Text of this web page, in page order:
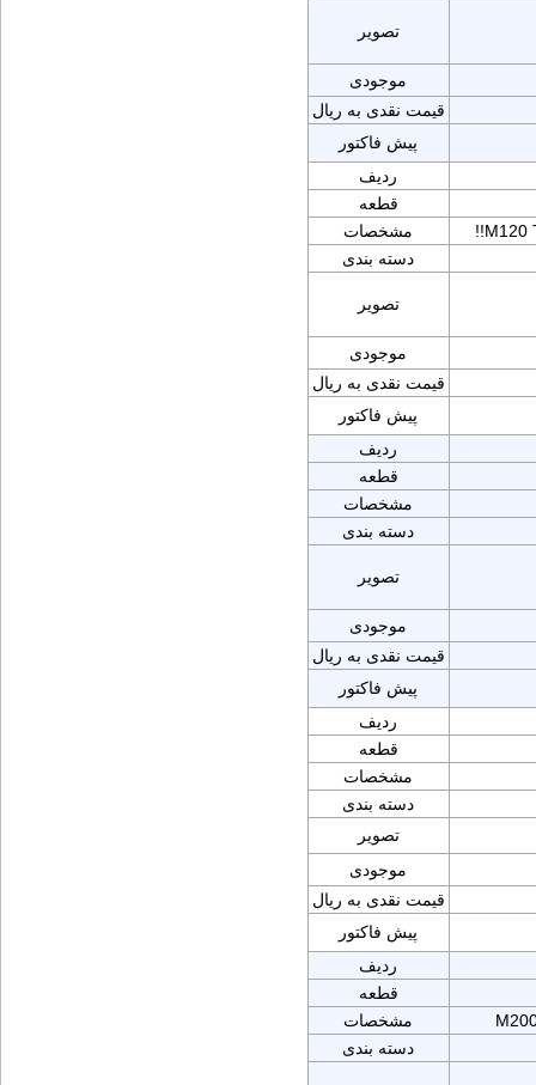
تصویر
موجودی
قیمت نقدی به ریال
پیش فاکتور
ردیف
قطعه
مشخصات
!!M120
دسته بندی
تصویر
موجودی
قیمت نقدی به ریال
پیش فاکتور
ردیف
قطعه
مشخصات
دسته بندی
تصویر
موجودی
قیمت نقدی به ریال
پیش فاکتور
ردیف
قطعه
مشخصات
دسته بندی
تصویر
موجودی
قیمت نقدی به ریال
پیش فاکتور
ردیف
قطعه
مشخصات
دسته بندی